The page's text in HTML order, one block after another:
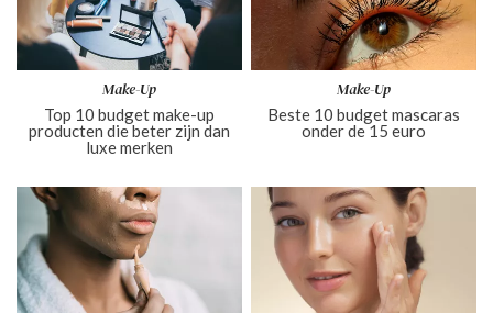
Make-Up
Top 10 budget make-up
producten die beter zijn dan
luxe merken
Make-Up
Beste 10 budget mascaras
onder de 15 euro